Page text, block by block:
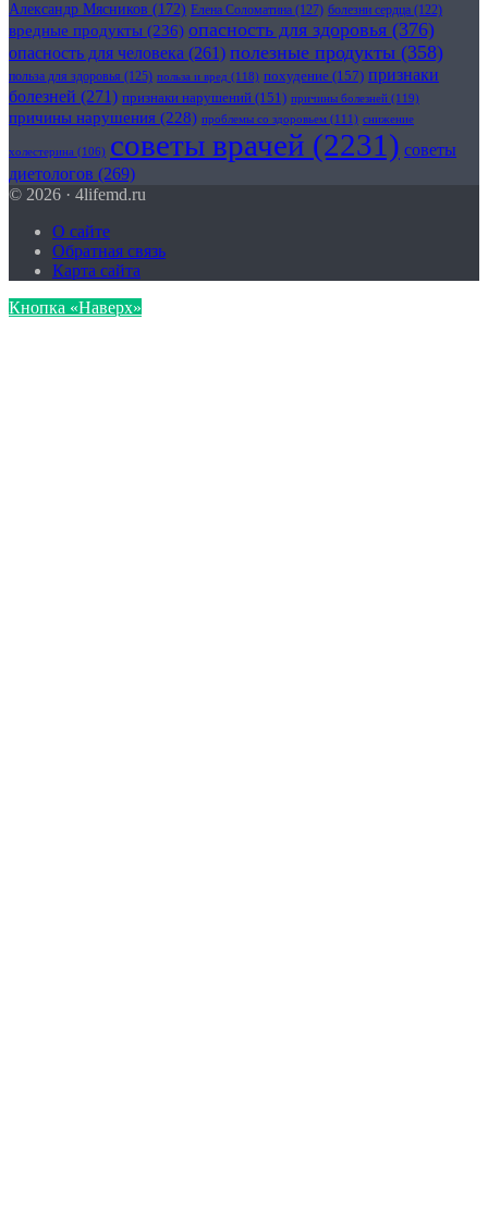
Александр Мясников (172) Елена Соломатина (127) болезни сердца (122)
вредные продукты (236) опасность для здоровья (376)
опасность для человека (261) полезные продукты (358)
польза для здоровья (125) польза и вред (118) похудение (157) признаки
болезней (271) признаки нарушений (151) причины болезней (119)
причины нарушения (228) проблемы со здоровьем (111) снижение
холестерина (106) советы врачей (2231) советы
диетологов (269)
© 2026 · 4lifemd.ru
О сайте
Обратная связь
Карта сайта
Кнопка «Наверх»